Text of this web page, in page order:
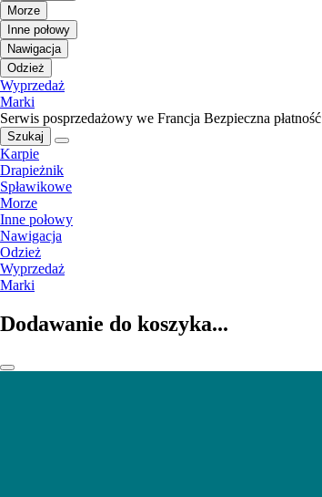
Morze
Inne połowy
Nawigacja
Odzież
Wyprzedaż
Marki
Serwis posprzedażowy we Francja Bezpieczna płatność
Szukaj
Karpie
Drapieżnik
Spławikowe
Morze
Inne połowy
Nawigacja
Odzież
Wyprzedaż
Marki
Dodawanie do koszyka...